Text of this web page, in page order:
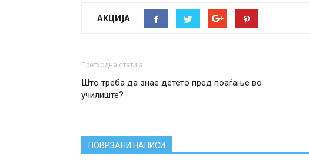
АКЦИЈА
Претходна статија
Што треба да знае детето пред поаѓање во
училиште?
ПОВРЗАНИ НАПИСИ